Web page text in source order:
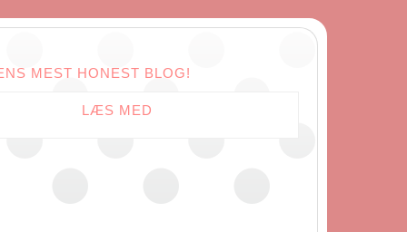
MEST HONEST BLOG!
LÆS MED